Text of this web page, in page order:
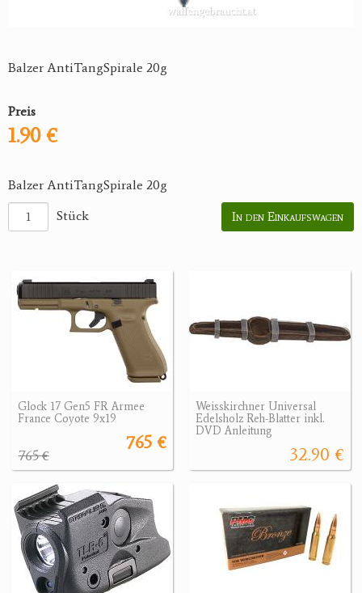
Balzer AntiTangSpirale 20g
Preis
1.90 €
Balzer AntiTangSpirale 20g
Stück
In den Einkaufswagen
Glock 17 Gen5 FR Armee
France Coyote 9x19
765 €
765 €
Weisskirchner Universal
Edelsholz Reh-Blatter inkl.
DVD Anleitung
32.90 €